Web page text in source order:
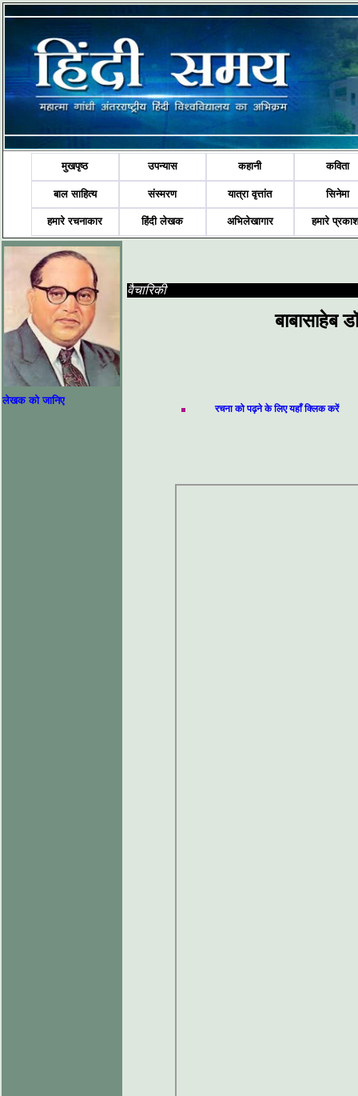
मुखपृष्ठ उपन्यास कहानी कविता
बाल साहित्य संस्मरण यात्रा वृत्तांत सिनेमा
हमारे रचनाकार हिंदी लेखक अभिलेखागार हमारे
लेखक को जानिए
वैचारिकी
बाबासाहेब
रचना को पढ़ने के लिए यहाँ क्लिक करें